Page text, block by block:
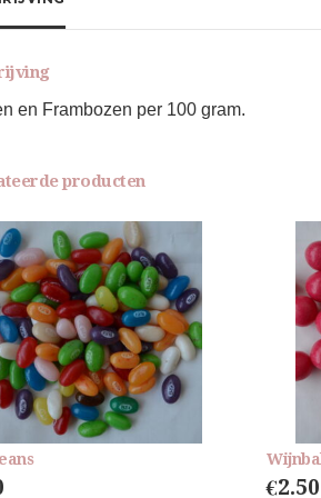
en Frambozen per 100 gram.
producten
€2.50